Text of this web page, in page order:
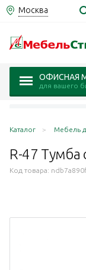
Москва
ОФИСНАЯ
для вашего
Каталог Мебель
R-47 Тумба
Код товара: